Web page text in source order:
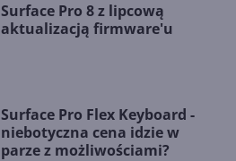
Surface Pro 8 z lipcową
aktualizacją firmware'u
Surface Pro Flex Keyboard -
niebotyczna cena idzie w
parze z możliwościami?